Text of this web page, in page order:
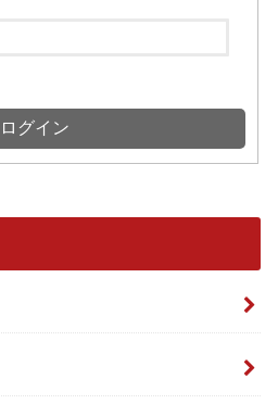
ログイン